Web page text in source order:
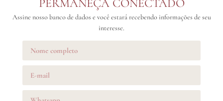
PERMANEÇA CONECTADO
Assine nosso banco de dados e você estará recebendo informações de seu
interesse.